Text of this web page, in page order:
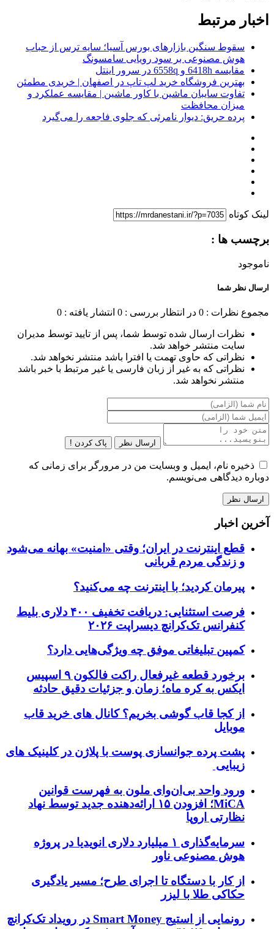
اخبار مرتبط
سقوط سنگین بازارهای بورس آسیا؛ سایه ترس از حباب
هوش مصنوعی بر سود رویایی سامسونگ
مقایسه 6418h و 6558q در سرور اینتل
بهترین فروشگاه خرید لپ تاپ در اصفهان | خریدی مطمئن
تفاوت سایبان ماشین با کاور ماشین | مقایسه عملکرد و
میزان محافظت
پرده حریق: دیوار نامرئی که جلوی فاجعه را می‌گیرد
لینک کوتاه
برچسب ها :
ناموجود
ارسال نظر شما
مجموع نظرات : 0 در انتظار بررسی : 0 انتشار یافته : 0
نظرات ارسال شده توسط شما، پس از تایید توسط مدیران
سایت منتشر خواهد شد.
نظراتی که حاوی تهمت یا افترا باشد منتشر نخواهد شد.
نظراتی که به غیر از زبان فارسی یا غیر مرتبط با خبر باشد
منتشر نخواهد شد.
ارسال نظر پاک کردن !
ذخیره نام، ایمیل و وبسایت من در مرورگر برای زمانی که
دوباره دیدگاهی می‌نویسم.
آخرین اخبار
قطع اینترنت در ایران؛ وقتی «امنیت» بهانه می‌شود
و زندگی مردم قربانی
پیرمان کردید؛ با اینترنت چه می‌کنید؟
فرصت استثنایی: دریافت تخفیف ۴۰۰ دلاری بلیط
کنفرانس تک‌کرانچ دیسراپت ۲۰۲۶
کمپین تبلیغاتی موفق چه ویژگی‌هایی دارد؟
برخورد قطعه غیرفعال راکت فالکون ۹ اسپیس
ایکس به کره ماه؛ زمان و جزئیات دقیق حادثه
از کجا قاب گوشی بخریم؟ کانال های خرید قاب
موبایل
پشت پرده جوانسازی پوست با پلاژن در کلینیک های
زیبایی
ورود واحد بی‌ان‌وای ملون به فهرست قوانین
MiCA؛ افزودن ۱۵ ارائه‌دهنده جدید توسط نهاد
نظارتی اروپا
سرمایه‌گذاری ۱ میلیارد دلاری انویدیا در پروژه
هوش مصنوعی ناور
از کار با دستگاه تا اجرای طرح؛ مسیر یادگیری
حکاکی طلا با لیزر
رونمایی از استیج Smart Money در رویداد تک‌کرانچ